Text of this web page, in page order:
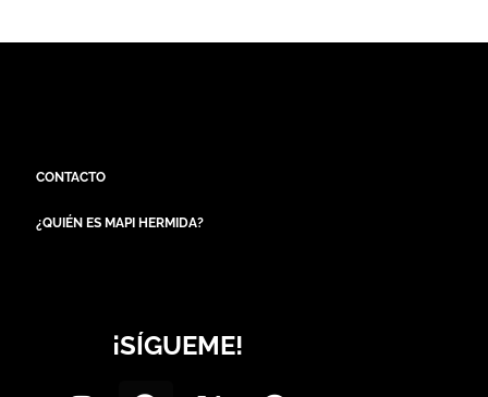
CONTACTO
¿QUIÉN ES MAPI HERMIDA?
¡SÍGUEME!